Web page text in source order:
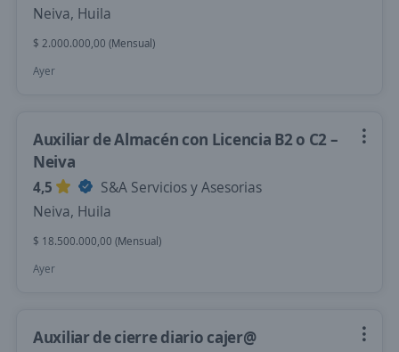
Neiva, Huila
$ 2.000.000,00 (Mensual)
Ayer
Auxiliar de Almacén con Licencia B2 o C2 –
Neiva
4,5
S&A Servicios y Asesorias
Neiva, Huila
$ 18.500.000,00 (Mensual)
Ayer
Auxiliar de cierre diario cajer@